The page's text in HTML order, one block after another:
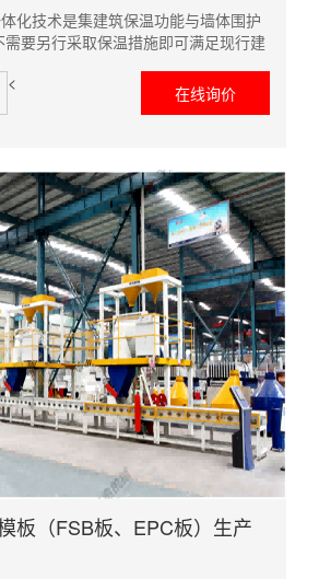
化技术是集建筑保温功能与墙体围护
要另行采取保温措施即可满足现行建
< 在线询价
板（FSB板、EPC板）生产